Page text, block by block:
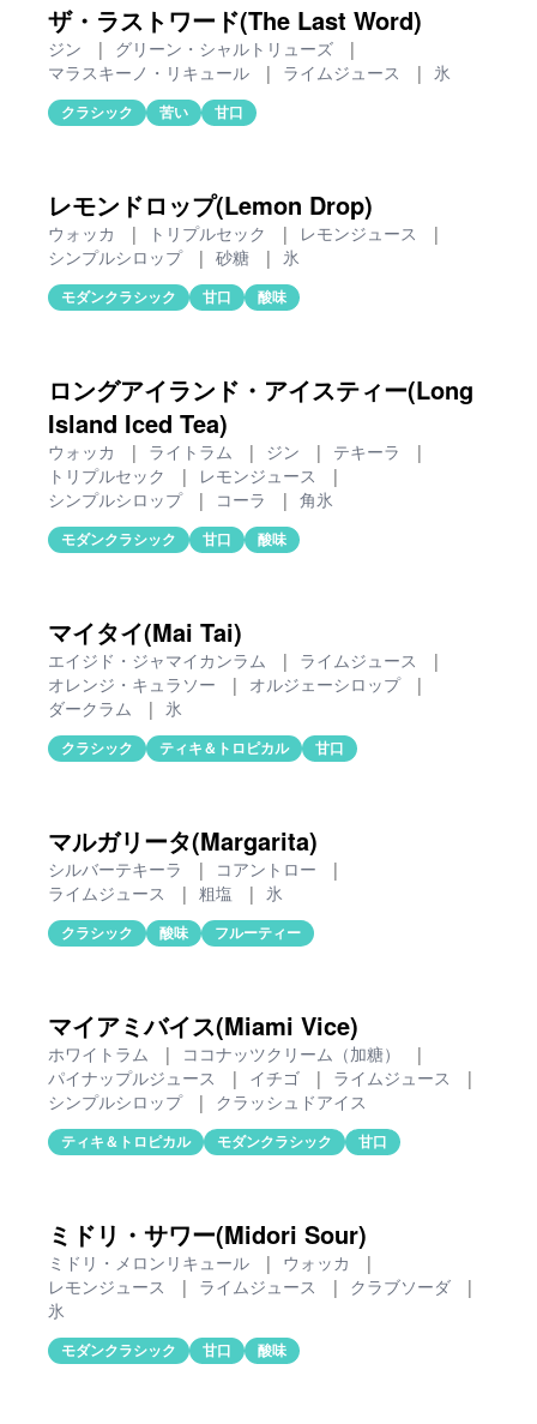
ザ・ラストワード(The Last Word)
ジン | グリーン・シャルトリューズ
|
マラスキーノ・リキュール
| ライムジュース | 氷
クラシック 苦い 甘口
レモンドロップ(Lemon Drop)
ウォッカ | トリプルセック | レモンジュース
|
シンプルシロップ
| 砂糖 | 氷
モダンクラシック 甘口 酸味
ロングアイランド・アイスティー(Long
Island Iced Tea)
ウォッカ | ライトラム | ジン | テキーラ
|
トリプルセック
| レモンジュース
|
シンプルシロップ
| コーラ | 角氷
モダンクラシック 甘口 酸味
マイタイ(Mai Tai)
エイジド・ジャマイカンラム | ライムジュース
|
オレンジ・キュラソー
| オルジェーシロップ
|
ダークラム
| 氷
クラシック ティキ＆トロピカル 甘口
マルガリータ(Margarita)
シルバーテキーラ | コアントロー
|
ライムジュース
| 粗塩 | 氷
クラシック 酸味 フルーティー
マイアミバイス(Miami Vice)
ホワイトラム | ココナッツクリーム（加糖）
|
パイナップルジュース
| イチゴ | ライムジュース
|
シンプルシロップ
| クラッシュドアイス
ティキ＆トロピカル モダンクラシック 甘口
ミドリ・サワー(Midori Sour)
ミドリ・メロンリキュール | ウォッカ
|
レモンジュース
| ライムジュース | クラブソーダ
|
氷
モダンクラシック 甘口 酸味